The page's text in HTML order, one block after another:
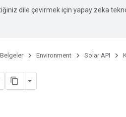
dile çevirmek için yapay zeka
Belgeler Environment Solar API